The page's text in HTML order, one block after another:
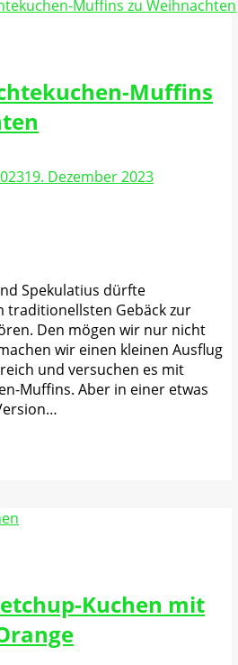
Muffins
19. Dezember 2023
Spekulatius dürfte
traditionellsten Gebäck zur
Den mögen wir nur nicht
wir einen kleinen Ausflug
und versuchen es mit
Muffins. Aber in einer etwas
Kuchen mit